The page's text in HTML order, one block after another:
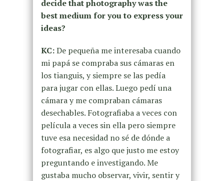
decide that photography was the
best medium for you to express your
ideas?
KC:De pequeña me interesaba cuando
mi papá se compraba sus cámaras en
los tianguis, y siempre se las pedía
para jugar con ellas. Luego pedí una
cámara y me compraban cámaras
desechables. Fotografiaba a veces con
película a veces sin ella pero siempre
tuve esa necesidad no sé de dónde a
fotografiar, es algo que justo me estoy
preguntando e investigando. Me
gustaba mucho observar, vivir, sentir y